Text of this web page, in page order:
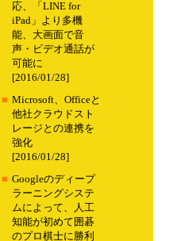
応、「LINE for
iPad」より多機
能、大画面で音
声・ビデオ通話が
可能に
[2016/01/28]
■ Microsoft、Officeと
他社クラウドスト
レージとの連携を
強化
[2016/01/28]
■ Googleのディープ
ラーニングシステ
ムによって、人工
知能が初めて囲碁
のプロ棋士に勝利